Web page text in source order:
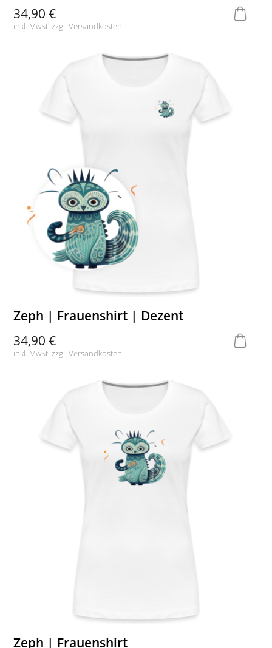
34,90 €
inkl. MwSt. zzgl.Versandkosten
Zeph | Frauenshirt | Dezent
34,90 €
inkl. MwSt. zzgl.Versandkosten
Zeph | Frauenshirt